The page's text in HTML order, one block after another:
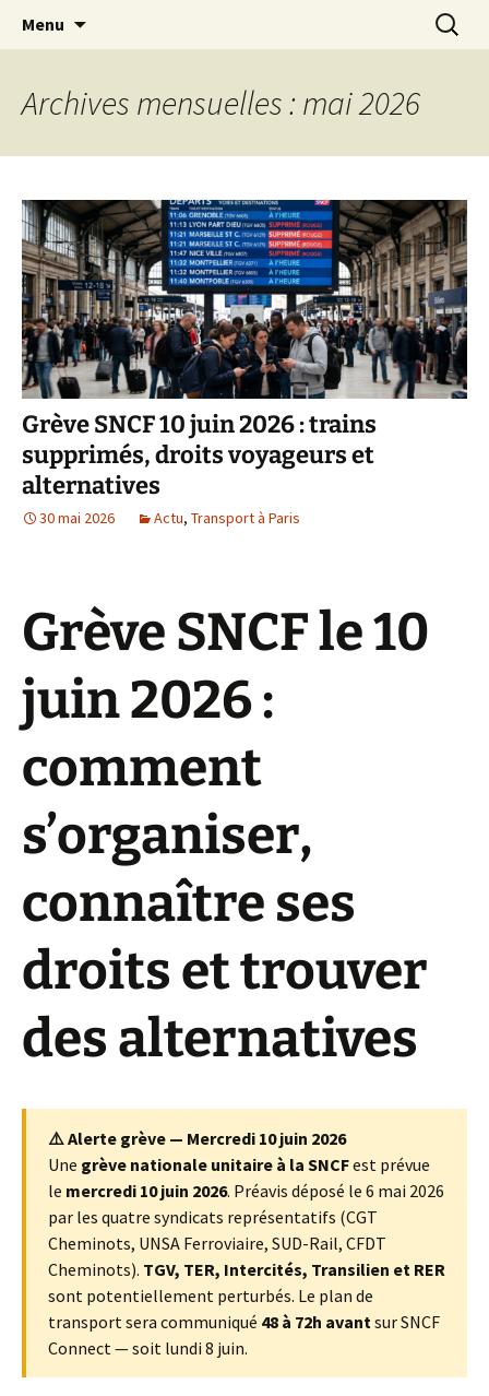
Transportdepersonne.com
Menu
Archives mensuelles : mai 2026
Grève SNCF 10 juin 2026 : trains
supprimés, droits voyageurs et
alternatives
30 mai 2026 Actu, Transport à Paris
Grève SNCF le 10
juin 2026 :
comment
s’organiser,
connaître ses
droits et trouver
des alternatives
⚠️ Alerte grève — Mercredi 10 juin 2026
Une grève nationale unitaire à la SNCFest prévue
le mercredi 10 juin 2026. Préavis déposé le 6 mai 2026
par les quatre syndicats représentatifs (CGT
Cheminots, UNSA Ferroviaire, SUD-Rail, CFDT
Cheminots). TGV, TER, Intercités, Transilien et RER
sont potentiellement perturbés. Le plan de
transport sera communiqué 48 à 72h avantsur SNCF
Connect — soit lundi 8 juin.